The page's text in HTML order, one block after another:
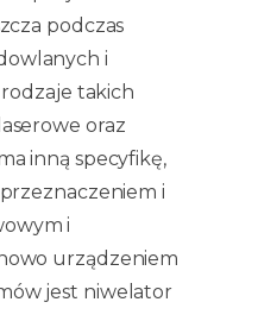
podczas
i
takich
oraz
inną specyfikę,
i
i
urządzeniem
jest niwelator